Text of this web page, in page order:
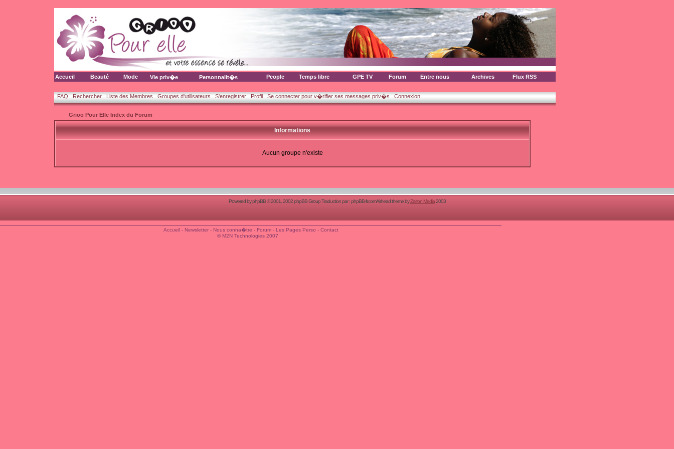
Accueil Beauté Mode Vie priv�e Personnalit�s People Temps libre GPE TV Forum Entre nous Archives Flux RSS
FAQ Rechercher Liste des Membres Groupes d'utilisateurs S'enregistrer Profil Se connecter pour v�rifier ses messages priv�s Connexion
Grioo Pour Elle Index du Forum
Informations
Aucun groupe n'existe
Powered byphpBB© 2001, 2002 phpBB Group Traduction par :phpBB-fr.comAirhead theme byZarron Media2003
Accueil- Newsletter- Nous conna�tre - Forum- Les Pages Perso - Contact
© M2N Technologies 2007